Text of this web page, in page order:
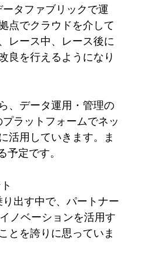
タファブリックで運
点でクラウドを介して
レース中、レース後に
良を行えるようになり
、データ運用・管理の
ラットフォームでネッ
活用していきます。ま
定です。
出す中で、パートナー
ノベーションを活用す
とを誇りに思っていま